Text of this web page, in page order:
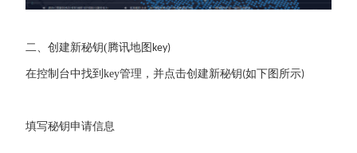
二、 创建新秘钥(腾讯地图 key)
在控制台中找到 key管理，并点击创建新秘钥 (如下图所示)
填写秘钥申请信息